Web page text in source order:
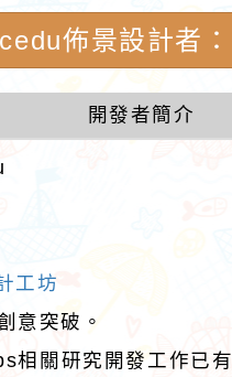
佈景設計者
開發者簡介
工坊
意突破。
相關研究開發工作已